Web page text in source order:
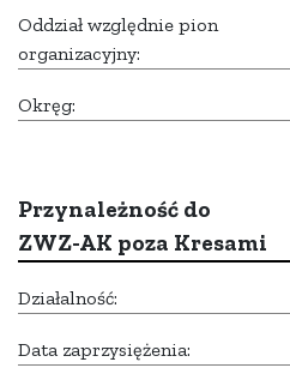
Oddział względnie pion
organizacyjny:
Okręg:
Przynależność do
ZWZ-AK poza Kresami
Działalność:
Data zaprzysiężenia: